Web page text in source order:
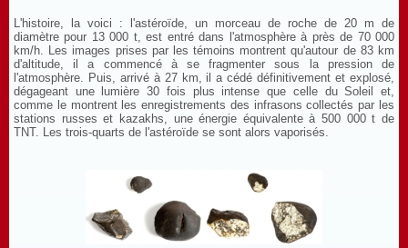
L'histoire, la voici : l'astéroïde, un morceau de roche de 20 m de
diamètre pour 13 000 t, est entré dans l'atmosphère à près de 70 000
km/h. Les images prises par les témoins montrent qu'autour de 83 km
d'altitude, il a commencé à se fragmenter sous la pression de
l'atmosphère. Puis, arrivé à 27 km, il a cédé définitivement et explosé,
dégageant une lumière 30 fois plus intense que celle du Soleil et,
comme le montrent les enregistrements des infrasons collectés par les
stations russes et kazakhs, une énergie équivalente à 500 000 t de
TNT. Les trois-quarts de l'astéroïde se sont alors vaporisés.